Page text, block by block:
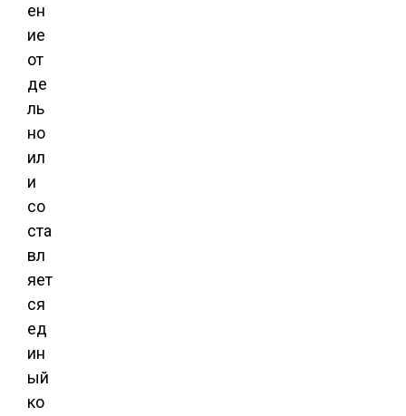
ен
ие
от
де
ль
но
ил
и
со
ста
вл
яет
ся
ед
ин
ый
ко